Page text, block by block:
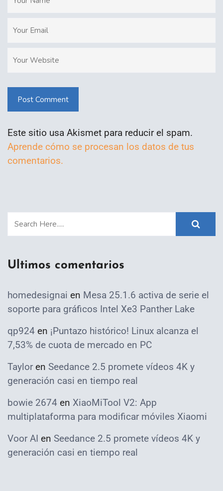
Post Comment
Este sitio usa Akismet para reducir el spam.
Aprende cómo se procesan los datos de tus
comentarios.
Ultimos comentarios
homedesignai en Mesa 25.1.6 activa de serie el
soporte para gráficos Intel Xe3 Panther Lake
qp924 en ¡Puntazo histórico! Linux alcanza el
7,53% de cuota de mercado en PC
Taylor en Seedance 2.5 promete vídeos 4K y
generación casi en tiempo real
bowie 2674 en XiaoMiTool V2: App
multiplataforma para modificar móviles Xiaomi
Voor AI en Seedance 2.5 promete vídeos 4K y
generación casi en tiempo real